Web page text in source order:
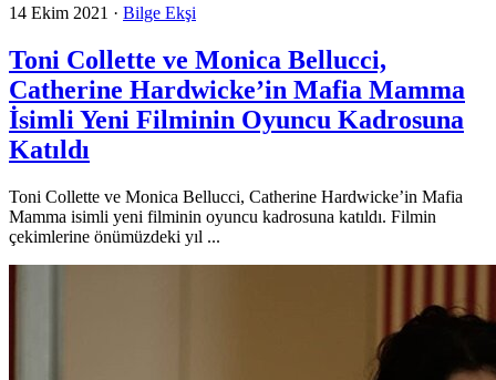
14 Ekim 2021 · Bilge Ekşi
Toni Collette ve Monica Bellucci,
Catherine Hardwicke’in Mafia Mamma
İsimli Yeni Filminin Oyuncu Kadrosuna
Katıldı
Toni Collette ve Monica Bellucci, Catherine Hardwicke’in Mafia
Mamma isimli yeni filminin oyuncu kadrosuna katıldı. Filmin
çekimlerine önümüzdeki yıl ...